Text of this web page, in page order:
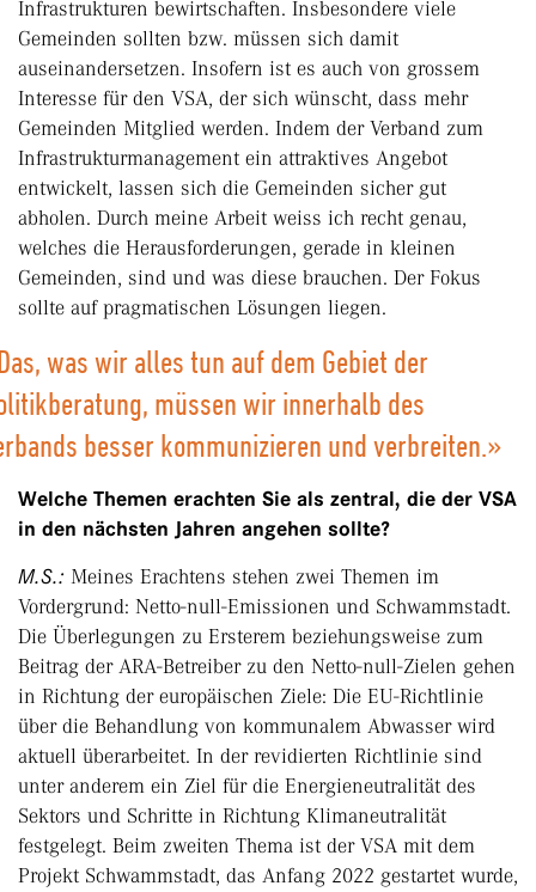
Infrastrukturen bewirtschaften. Insbesondere viele
Gemeinden sollten bzw. müssen sich damit
auseinandersetzen. Insofern ist es auch von grossem
Interesse für den VSA, der sich wünscht, dass mehr
Gemeinden Mitglied werden. Indem der Verband zum
Infrastrukturmanagement ein attraktives Angebot
entwickelt, lassen sich die Gemeinden sicher gut
abholen. Durch meine Arbeit weiss ich recht genau,
welches die Herausforderungen, gerade in kleinen
Gemeinden, sind und was diese brauchen. Der Fokus
sollte auf pragmatischen Lösungen liegen.
was wir alles tun auf dem Gebiet der
müssen wir innerhalb des
besser kommunizieren und verbreiten.»
Welche Themen erachten Sie als zentral, die der VSA
in den nächsten Jahren angehen sollte?
M.S.: Meines Erachtens stehen zwei Themen im
Vordergrund: Netto-null-Emissionen und Schwammstadt.
Die Überlegungen zu Ersterem beziehungsweise zum
Beitrag der ARA-Betreiber zu den Netto-null-Zielen gehen
in Richtung der europäischen Ziele: Die EU-Richtlinie
über die Behandlung von kommunalem Abwasser wird
aktuell überarbeitet. In der revidierten Richtlinie sind
unter anderem ein Ziel für die Energieneutralität des
Sektors und Schritte in Richtung Klimaneutralität
festgelegt. Beim zweiten Thema ist der VSA mit dem
Projekt Schwammstadt, das Anfang 2022 gestartet wurde,